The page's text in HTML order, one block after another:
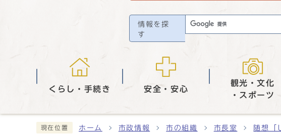
情報を探
す
くらし・手続き 安全・安心
観光・文化
・スポーツ
現在位置 ホーム 市政情報 市の組織 市長室 随想「